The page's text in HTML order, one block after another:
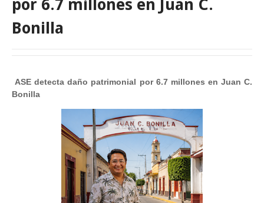
por 6.7 millones en Juan C.
Bonilla
ASE detecta daño patrimonial por 6.7 millones en Juan C.
Bonilla